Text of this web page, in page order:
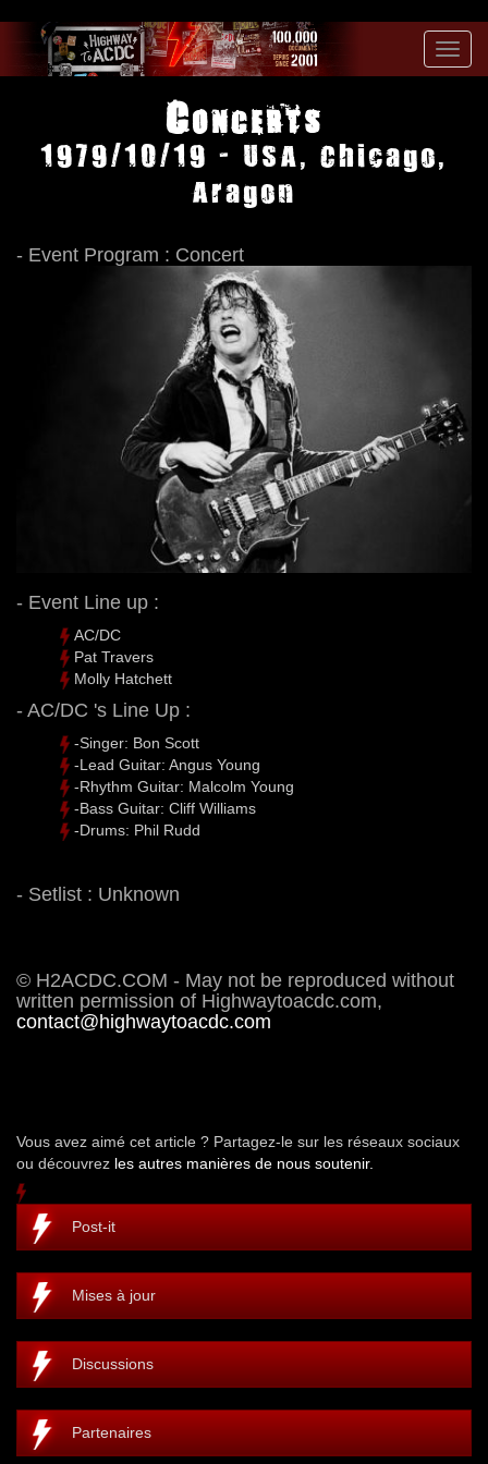
Concerts
1979/10/19 - USA, Chicago,
Aragon
- Event Program : Concert
- Event Line up :
AC/DC
Pat Travers
Molly Hatchett
- AC/DC 's Line Up :
-Singer: Bon Scott
-Lead Guitar: Angus Young
-Rhythm Guitar: Malcolm Young
-Bass Guitar: Cliff Williams
-Drums: Phil Rudd
- Setlist : Unknown
© H2ACDC.COM - May not be reproduced without
written permission of Highwaytoacdc.com,
contact@highwaytoacdc.com
Vous avez aimé cet article ? Partagez-le sur les réseaux sociaux
ou découvrez les autres manières de nous soutenir.
Post-it
Mises à jour
Discussions
Partenaires